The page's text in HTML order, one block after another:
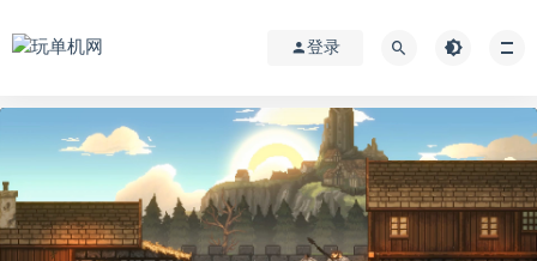
登录